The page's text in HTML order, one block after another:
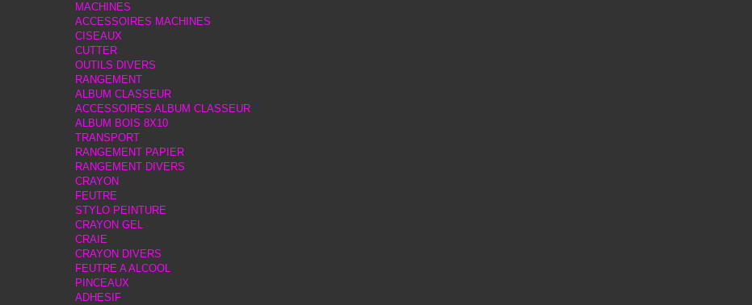
MACHINES
ACCESSOIRES MACHINES
CISEAUX
CUTTER
OUTILS DIVERS
RANGEMENT
ALBUM CLASSEUR
ACCESSOIRES ALBUM CLASSEUR
ALBUM BOIS 8X10
TRANSPORT
RANGEMENT PAPIER
RANGEMENT DIVERS
CRAYON
FEUTRE
STYLO PEINTURE
CRAYON GEL
CRAIE
CRAYON DIVERS
FEUTRE A ALCOOL
PINCEAUX
ADHESIF